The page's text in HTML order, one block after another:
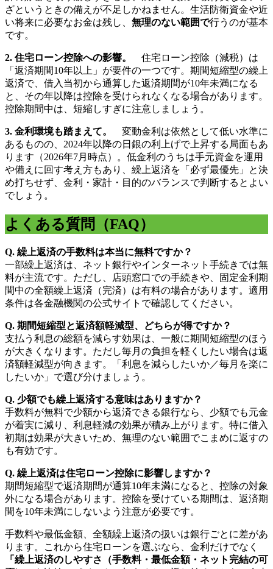
ざというときの備えが不足しかねません。生活防衛資金や近
い将来に必要なお金は残し、 無理のない範囲で行うのが基本
です。
2. 住宅ローン控除への影響。
住宅ローン控除（減税）は
「返済期間10年以上」が要件の一つです。期間短縮型の繰上
返済で、借入当初から通算した返済期間が10年未満になる
と、その年以降は控除を受けられなくなる場合があります。
控除期間中は、短縮しすぎに注意しましょう。
3. 金利環境も踏まえて。
変動金利は依然として低い水準に
あるものの、2024年以降の日銀の利上げで上昇する局面もあ
ります（2026年7月時点）。低金利のうちは手元資金を運用
や備えに回す考え方もあり、繰上返済を「必ず最優先」と決
め打ちせず、金利・家計・目的のバランスで判断するとよい
でしょう。
よくある質問（FAQ）
Q. 繰上返済の手数料は本当に無料ですか？
一部繰上返済は、ネット銀行やインターネット手続きでは無
料が主流です。ただし、店頭窓口での手続きや、固定金利期
間中の全額繰上返済（完済）は有料の場合があります。適用
条件は各金融機関の公式サイトで確認してください。
Q. 期間短縮型と返済額軽減型、どちらが得ですか？
支払う利息の総額を減らす効果は、一般に期間短縮型のほう
が大きくなります。ただし毎月の負担を軽くしたい場合は返
済額軽減型が向きます。「利息を減らしたいか／毎月を楽に
したいか」で選び分けましょう。
Q. 少額でも繰上返済する意味はありますか？
手数料が無料で少額から返済できる銀行なら、少額でも元金
が着実に減り、利息軽減の効果が積み上がります。特に借入
初期は効果が大きいため、無理のない範囲でこまめに返すの
も有効です。
Q. 繰上返済は住宅ローン控除に影響しますか？
期間短縮型で返済期間が通算10年未満になると、控除の対象
外になる場合があります。控除を受けている期間は、返済期
間を10年未満にしないよう注意が必要です。
手数料や最低金額、全額繰上返済の扱いは銀行ごとに差があ
ります。これから住宅ローンを選ぶなら、金利だけでなく
「繰上返済のしやすさ（手数料・最低金額・ネット完結の可